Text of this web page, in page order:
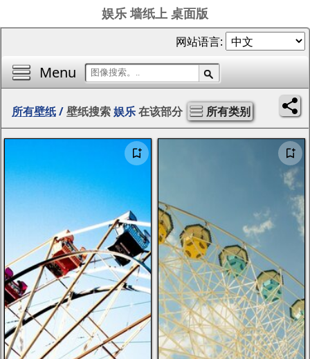
娱乐 墙纸上 桌面版
Menu
网站语言:
所有壁纸/壁纸搜索娱乐在该部分 所有类别